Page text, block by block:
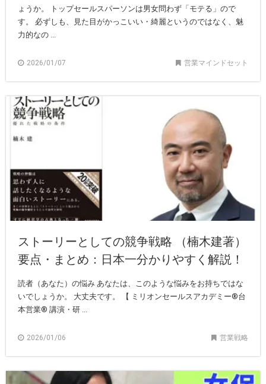
ょうか。 トップセールスパーソンは男女問わず「モテる」ので
す。 必ずしも、見た目がかっこいい・綺麗というのではなく、魅
力的なの ...
2026/01/07 営業マインドセット
ストーリーとしての競争戦略 （楠木建著）
要点・まとめ：日本一分かりやすく解説！
読者（あなた）の悩み あなたは、このような悩みをお持ちではな
いでしょうか。 大丈夫です。 【 ミリオンセールスアカデミー®︎台
本営業®︎ 講演・研 ...
2026/01/06 営業戦略